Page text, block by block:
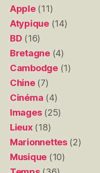
Apple(11)
Atypique(14)
BD (16)
Bretagne(4)
Cambodge(1)
Chine(7)
Cinéma (4)
Images(25)
Lieux(18)
Marionnettes(2)
Musique (10)